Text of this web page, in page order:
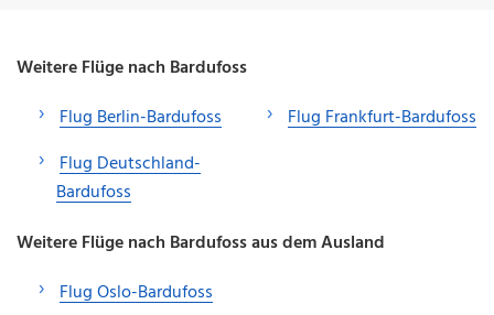
Weitere Flüge nach Bardufoss
Flug Berlin-Bardufoss
Flug Deutschland-
Bardufoss
Flug Frankfurt-Bardufoss
Weitere Flüge nach Bardufoss aus dem Ausland
Flug Oslo-Bardufoss